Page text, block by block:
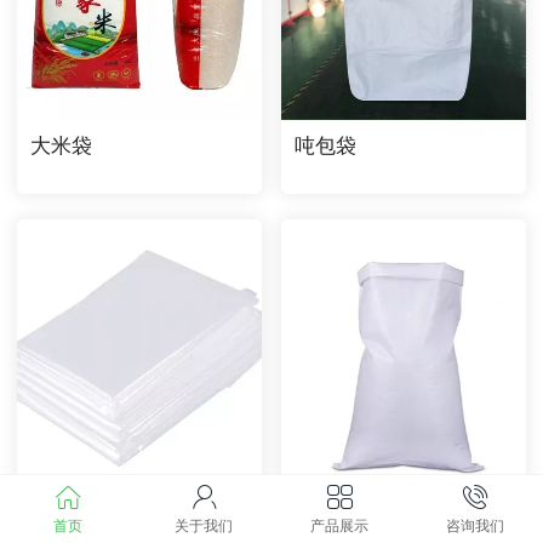
大米袋 吨包袋
内膜袋 塑料编织袋
首页 关于我们 产品展示 咨询我们